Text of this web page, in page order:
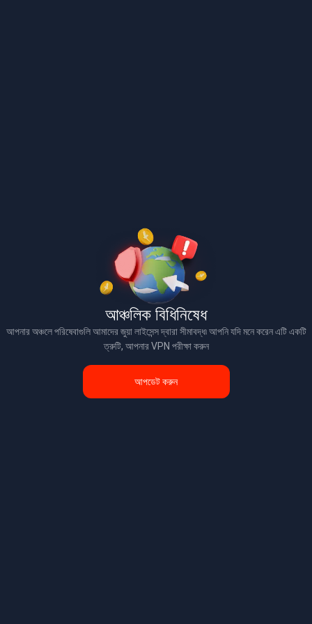
আঞ্চলিক বিধিনিষেধ
আপনার অঞ্চলে পরিষেবাগুলি আমাদের জুয়া লাইসেন্স দ্বারা সীমাবদ্ধ৷ আপনি যদি মনে করেন এটি একটি
ত্রুটি, আপনার VPN পরীক্ষা করুন
আপডেট করুন